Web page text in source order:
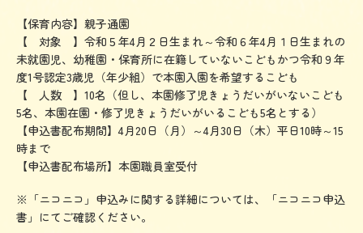
大
阪
常
磐
会
学
付
【保育内容】親子通園
【 対象 】令和５年4月２日生まれ～令和６年4月１日生まれの
未就園児、幼稚園・保育所に在籍していないこどもかつ令和９年
度1号認定3歳児（年少組）で本園入園を希望するこども
【 人数 】10名（但し、本園修了児きょうだいがいないこども
5名、本園在園・修了児きょうだいがいるこども5名とする）
【申込書配布期間】4月20日（月）～4月30日（木）平日10時～15
時まで
【申込書配布場所】本園職員室受付
※「ニコニコ」申込みに関する詳細については、「ニコニコ申込
書」にてご確認ください。